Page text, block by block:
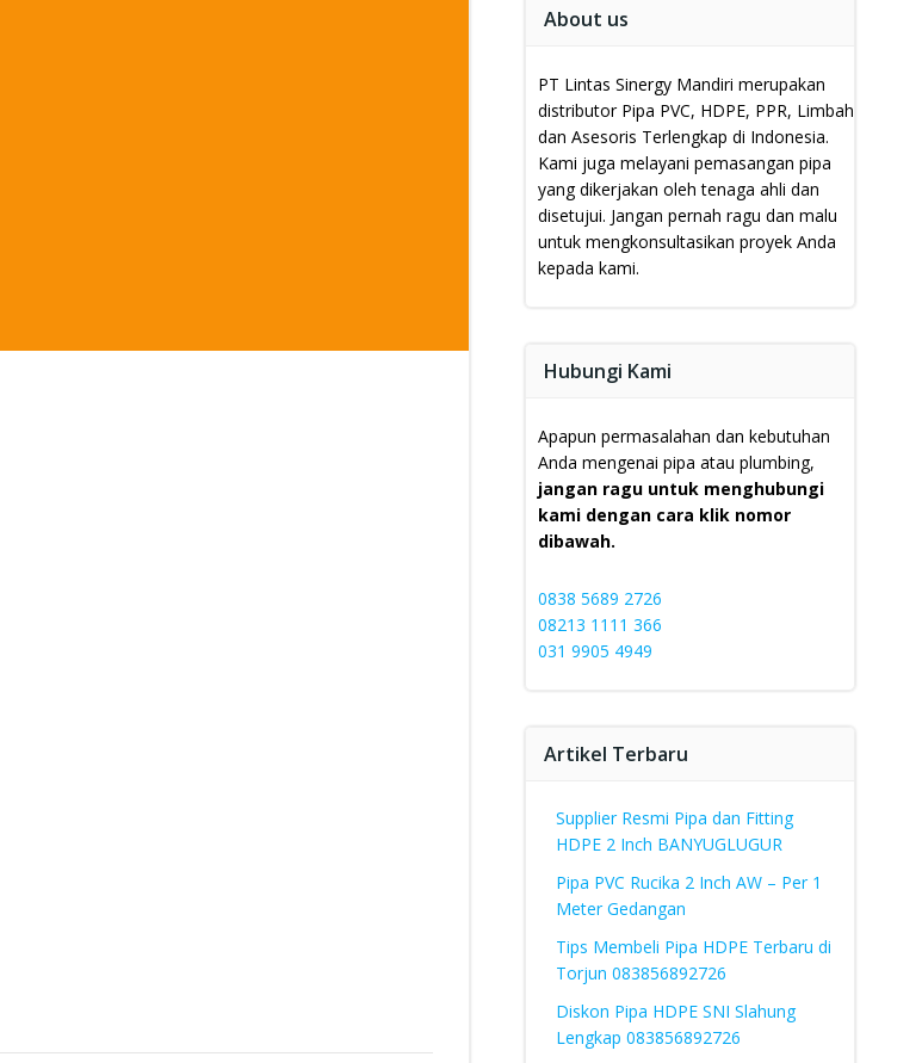
About us
PT Lintas Sinergy Mandiri merupakan
distributor Pipa PVC, HDPE, PPR, Limbah
dan Asesoris Terlengkap di Indonesia.
Kami juga melayani pemasangan pipa
yang dikerjakan oleh tenaga ahli dan
disetujui. Jangan pernah ragu dan malu
untuk mengkonsultasikan proyek Anda
kepada kami.
Hubungi Kami
Apapun permasalahan dan kebutuhan
Anda mengenai pipa atau plumbing,
jangan ragu untuk menghubungi
kami dengan cara klik nomor
dibawah.
0838 5689 2726
08213 1111 366
031 9905 4949
Artikel Terbaru
Supplier Resmi Pipa dan Fitting
HDPE 2 Inch BANYUGLUGUR
Pipa PVC Rucika 2 Inch AW – Per 1
Meter Gedangan
Tips Membeli Pipa HDPE Terbaru di
Torjun 083856892726
Diskon Pipa HDPE SNI Slahung
Lengkap 083856892726